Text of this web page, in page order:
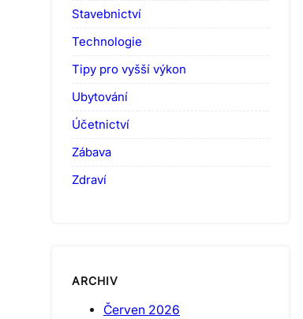
Stavebnictví
Technologie
Tipy pro vyšší výkon
Ubytování
Účetnictví
Zábava
Zdraví
ARCHIV
Červen 2026